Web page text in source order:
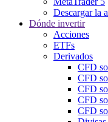
Descargar la
Dónde invertir
Acciones
ETFs
Derivados
CFD
CFD
CFD
CFD
CFD